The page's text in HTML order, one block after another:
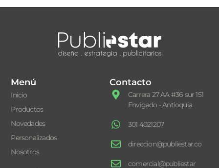
Menú
Inicio
Productos
Novedades
Personalizados
Nosotros
Contacto
Carrera 27 AA #36 sur 151
Envigado - Antioquia
301 4021207
direccion@publiestar.co
comercial@publiestar